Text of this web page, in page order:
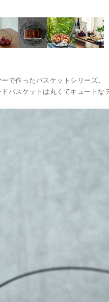
で作ったバスケットシリーズ。
バスケットは丸くてキュート